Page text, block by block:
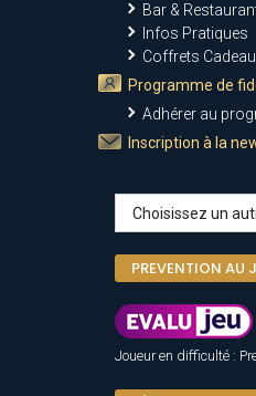
Bar &
Infos Pratiques
Coffrets
Programme de
Adhérer au
Inscription à la
PREVENTION AU
Joueur en difficulté :